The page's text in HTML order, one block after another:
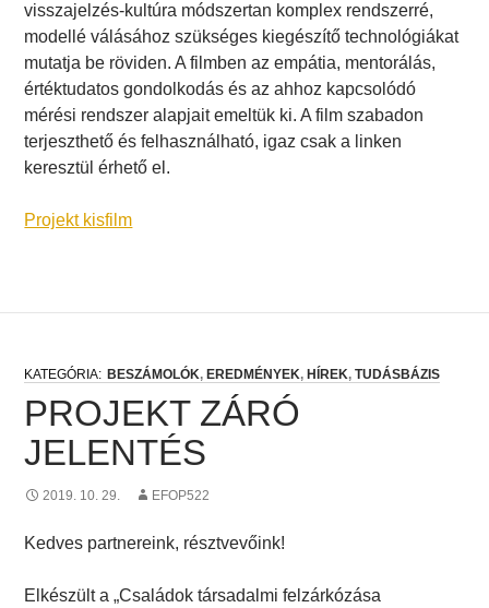
visszajelzés-kultúra módszertan komplex rendszerré,
modellé válásához szükséges kiegészítő technológiákat
mutatja be röviden. A filmben az empátia, mentorálás,
értéktudatos gondolkodás és az ahhoz kapcsolódó
mérési rendszer alapjait emeltük ki. A film szabadon
terjeszthető és felhasználható, igaz csak a linken
keresztül érhető el.
Projekt kisfilm
BESZÁMOLÓK, EREDMÉNYEK, HÍREK,TUDÁSBÁZIS
PROJEKT ZÁRÓ
JELENTÉS
2019. 10. 29. EFOP522
Kedves partnereink, résztvevőink!
Elkészült a „Családok társadalmi felzárkózása